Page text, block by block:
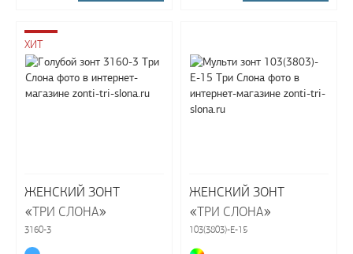
ХИТ
ЖЕНСКИЙ ЗОНТ
«ТРИ СЛОНА»
3160-3
ЖЕНСКИЙ ЗОНТ
«ТРИ СЛОНА»
103(3803)-E-15